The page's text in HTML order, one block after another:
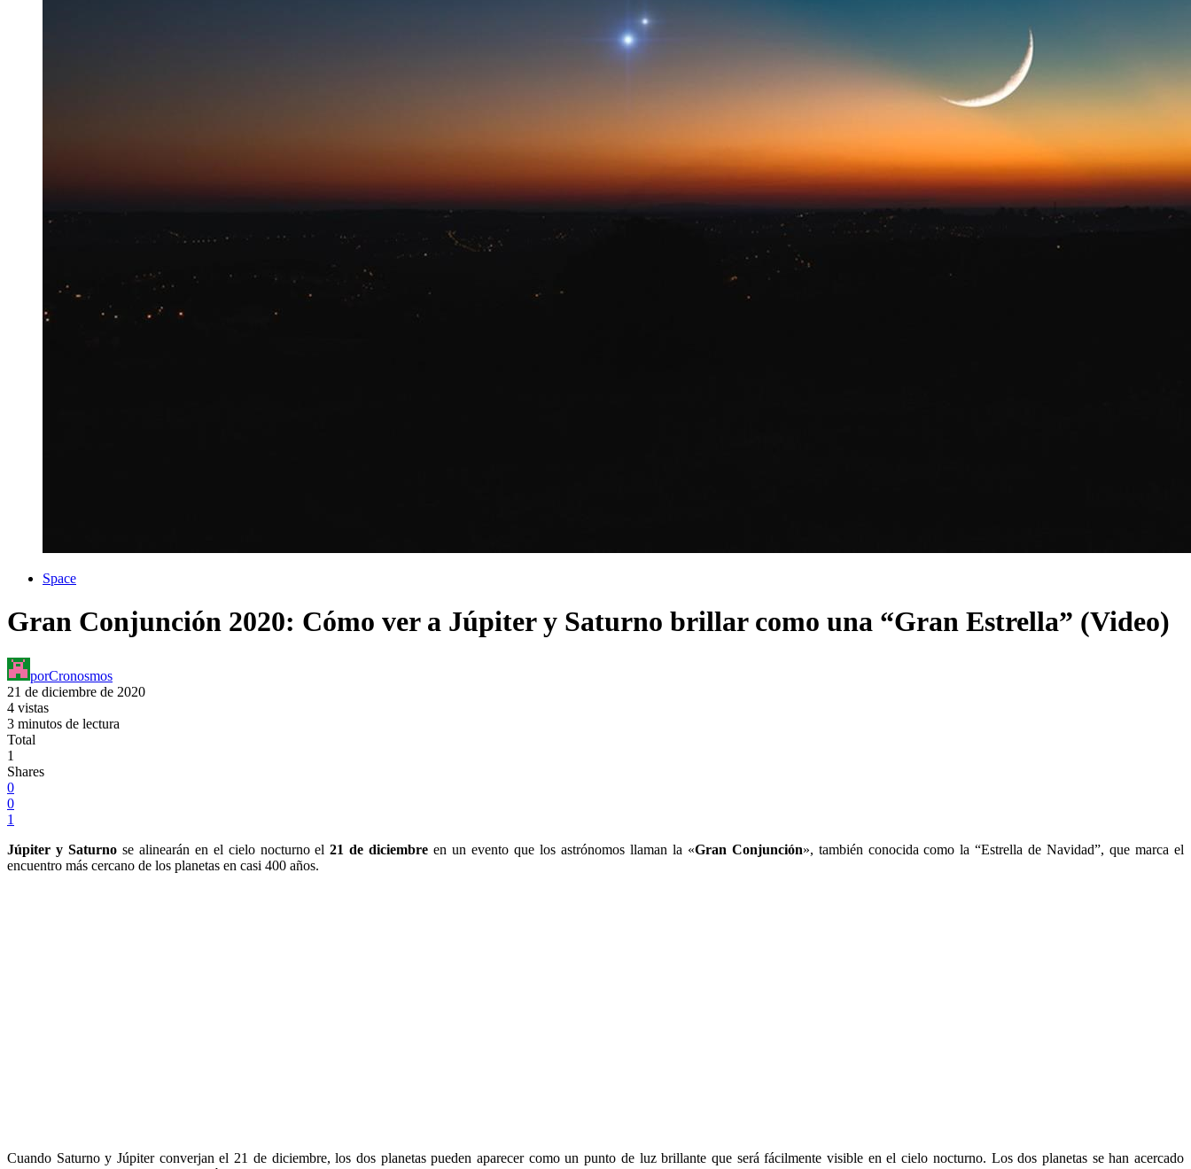
Space
Gran Conjunción 2020: Cómo ver a Júpiter y Saturno brillar como una “Gran Estrella” (Video)
porCronosmos
21 de diciembre de 2020
4 vistas
3 minutos de lectura
Total
1
Shares
0
0
1
Júpiter y Saturnose alinearán en el cielo nocturno el21 de diciembre en un evento que los astrónomos llaman la «Gran Conjunción», también conocida como la “Estrella de Navidad”, que marca el
encuentro más cercano de los planetas en casi 400 años.
Cuando Saturno y Júpiter converjan el 21 de diciembre, los dos planetas pueden aparecer como un punto de luz brillante que será fácilmente visible en el cielo nocturno. Los dos planetas se han acercado